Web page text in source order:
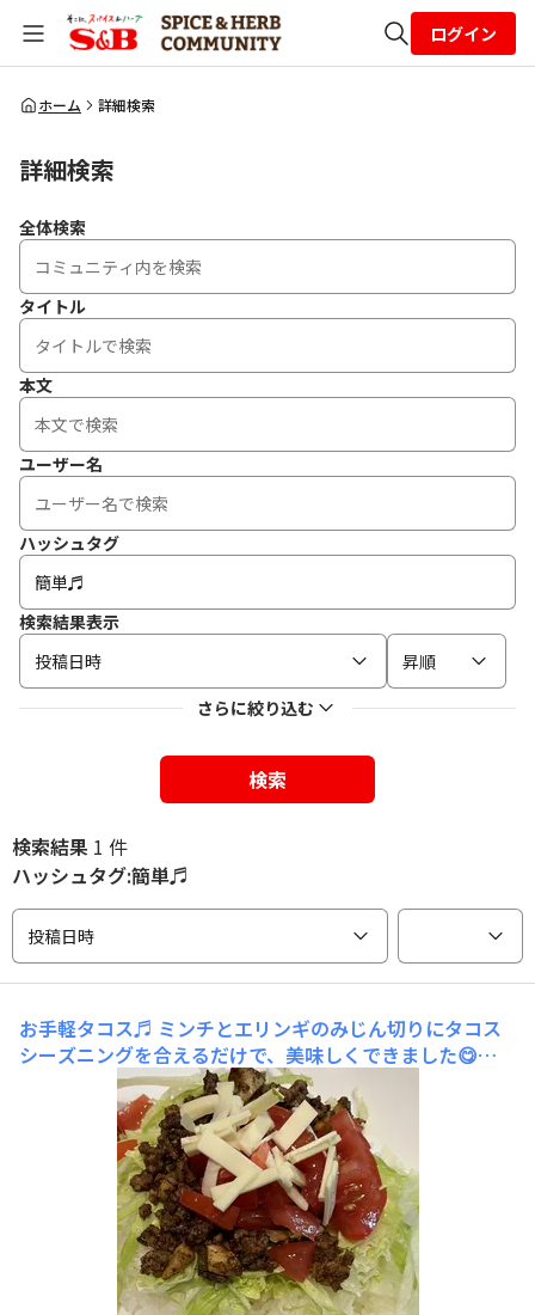
全体検索
ログイン
ホーム 詳細検索
詳細検索
全体検索
タイトル
本文
ユーザー名
ハッシュタグ
検索結果表示
投稿日時
昇順
さらに絞り込む
検索
検索結果 1 件
ハッシュタグ:簡単♬
投稿日時
お手軽タコス♬ ミンチとエリンギのみじん切りにタコス
シーズニングを合えるだけで、美味しくできました😋😋
レタス・🍅・チーズとのバランスも👌